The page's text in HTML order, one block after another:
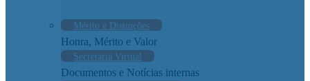
Mérito e Distinções
Honra, Mérito e Valor
Secretaria Virtual
Documentos e Notícias internas